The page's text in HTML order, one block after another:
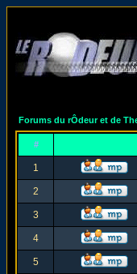
Forums du rÔdeur et de
#
1
2
3
4
5